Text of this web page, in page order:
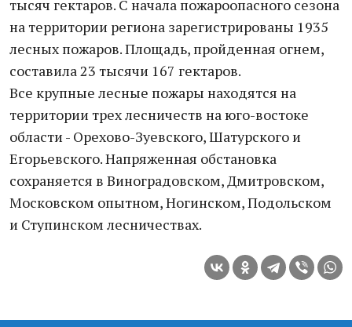
тысяч гектаров. С начала пожароопасного сезона
на территории региона зарегистрированы 1935
лесных пожаров. Площадь, пройденная огнем,
составила 23 тысячи 167 гектаров.
Все крупные лесные пожары находятся на
территории трех лесничеств на юго-востоке
области - Орехово-Зуевского, Шатурского и
Егорьевского. Напряженная обстановка
сохраняется в Виноградовском, Дмитровском,
Московском опытном, Ногинском, Подольском
и Ступинском лесничествах.